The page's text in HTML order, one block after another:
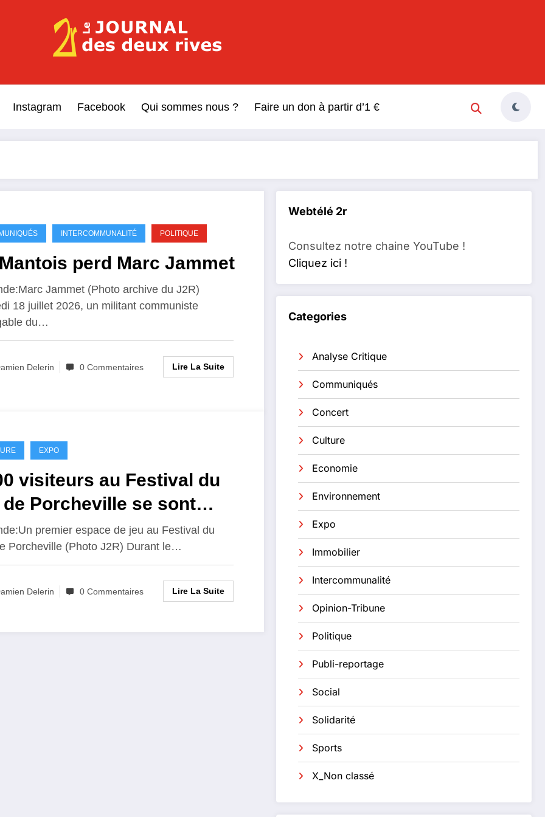
Le Journal des Deux Rives
Instagram Facebook Qui sommes nous ? Faire un don à partir d’1 €
INTERCOMMUNALITÉ POLITIQUE
perd Marc Jammet
Jammet (Photo archive du J2R)
18 juillet 2026, un militant communiste
du…
Delerin 0 Commentaires Lire La Suite
EXPO
visiteurs au Festival du
Porcheville se sont
la question :super héros
vilains ?(Webtélé2r)
premier espace de jeu au Festival du
Porcheville (Photo J2R) Durant le…
Delerin 0 Commentaires Lire La Suite
Webtélé 2r
Consultez notre chaine YouTube !
Cliquez ici !
Categories
Analyse Critique
Communiqués
Concert
Culture
Economie
Environnement
Expo
Immobilier
Intercommunalité
Opinion-Tribune
Politique
Publi-reportage
Social
Solidarité
Sports
X_Non classé